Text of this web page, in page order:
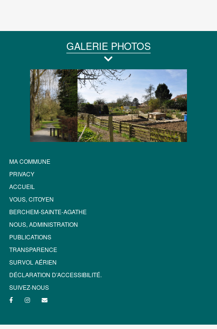
GALERIE PHOTOS
MA COMMUNE
PRIVACY
ACCUEIL
VOUS, CITOYEN
BERCHEM-SAINTE-AGATHE
NOUS, ADMINISTRATION
PUBLICATIONS
TRANSPARENCE
SURVOL AÉRIEN
DÉCLARATION D’ACCESSIBILITÉ.
SUIVEZ-NOUS